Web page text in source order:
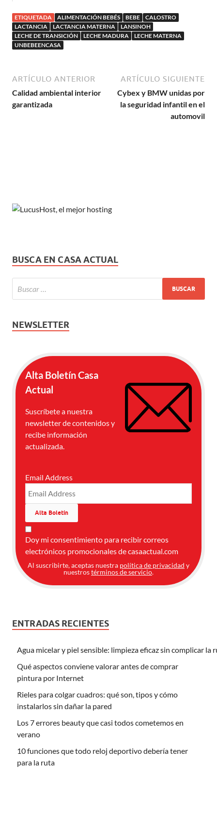
ETIQUETADA ALIMENTACIÓN BEBÉS BEBE
CALOSTRO
LACTANCIA
LACTANCIA MATERNA
LANSINOH
LECHE DE TRANSICIÓN
LECHE MADURA
LECHE MATERNA
UNBEBEENCASA
ARTÍCULO ANTERIOR
Calidad ambiental interior
garantizada
ARTÍCULO SIGUIENTE
Cybex y BMW unidas por
la seguridad infantil en el
automovil
BUSCA EN CASA ACTUAL
NEWSLETTER
Alta Boletín Casa
Actual
Suscríbete a nuestra
newsletter de contenidos y
recibe información
actualizada.
Email Address
Doy mi consentimiento para recibir correos
electrónicos promocionales de casaactual.com
Al suscribirte, aceptas nuestra política de privacidad y
nuestrostérminos de servicio.
ENTRADAS RECIENTES
Agua micelar y piel sensible: limpieza eficaz sin complicar la
Qué aspectos conviene valorar antes de comprar
pintura por Internet
Rieles para colgar cuadros: qué son, tipos y cómo
instalarlos sin dañar la pared
Los 7 errores beauty que casi todos cometemos en
verano
10 funciones que todo reloj deportivo debería tener
para la ruta